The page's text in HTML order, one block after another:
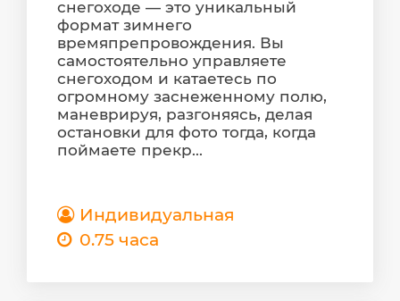
снегоходе — это уникальный
формат зимнего
времяпрепровождения. Вы
самостоятельно управляете
снегоходом и катаетесь по
огромному заснеженному полю,
маневрируя, разгоняясь, делая
остановки для фото тогда, когда
поймаете прекр...
Индивидуальная
0.75 часа